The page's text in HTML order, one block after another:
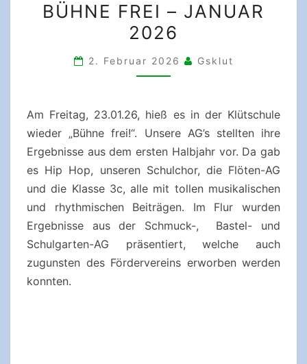
FREI
–
2026
BÜHNE FREI – JANUAR
2026
2. Februar 2026 Gsklut
Am Freitag, 23.01.26, hieß es in der Klütschule
wieder „Bühne frei!“. Unsere AG’s stellten ihre
Ergebnisse aus dem ersten Halbjahr vor. Da gab
es Hip Hop, unseren Schulchor, die Flöten-AG
und die Klasse 3c, alle mit tollen musikalischen
und rhythmischen Beiträgen. Im Flur wurden
Ergebnisse aus der Schmuck-, Bastel- und
Schulgarten-AG präsentiert, welche auch
zugunsten des Fördervereins erworben werden
konnten.